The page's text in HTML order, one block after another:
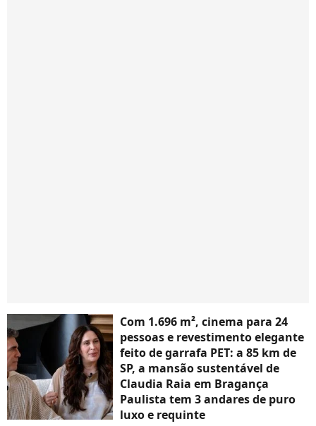
Com 1.696 m², cinema para 24
pessoas e revestimento elegante
feito de garrafa PET: a 85 km de
SP, a mansão sustentável de
Claudia Raia em Bragança
Paulista tem 3 andares de puro
luxo e requinte